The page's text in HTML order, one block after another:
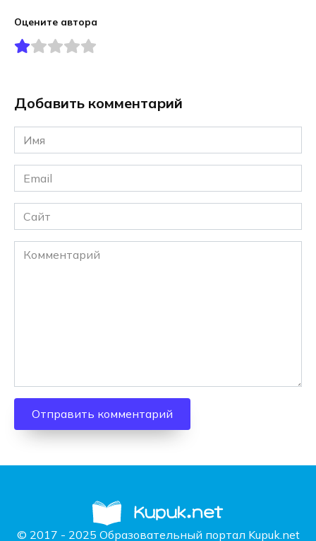
Оцените автора
Добавить комментарий
Имя
*
Email
*
Сайт
Комментарий
© 2017 - 2025 Образовательный портал Kupuk.net